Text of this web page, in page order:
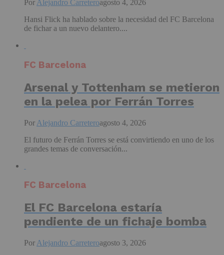
Por Alejandro Carreteroagosto 4, 2026
Hansi Flick ha hablado sobre la necesidad del FC Barcelona
de fichar a un nuevo delantero....
FC Barcelona
Arsenal y Tottenham se metieron
en la pelea por Ferrán Torres
Por Alejandro Carreteroagosto 4, 2026
El futuro de Ferrán Torres se está convirtiendo en uno de los
grandes temas de conversación...
FC Barcelona
El FC Barcelona estaría
pendiente de un fichaje bomba
Por Alejandro Carreteroagosto 3, 2026